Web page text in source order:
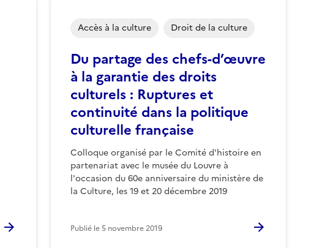
Du partage des chefs-d’œuvre
à la garantie des droits
culturels : Ruptures et
continuité dans la politique
culturelle française
Colloque organisé par le Comité d'histoire en
partenariat avec le musée du Louvre à
l'occasion du 60e anniversaire du ministère de
la Culture, les 19 et 20 décembre 2019
Accès à la culture Droit de la culture
Publié le5 novembre 2019